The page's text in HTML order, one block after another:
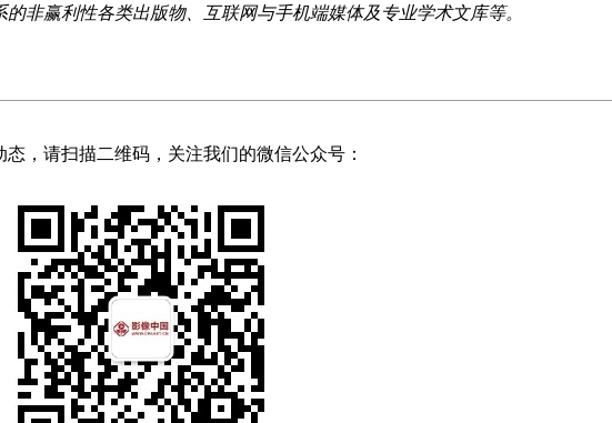
非赢利性各类出版物、互联网与手机端媒体及专业学术文库等。
态，请扫描二维码，关注我们的微信公众号：